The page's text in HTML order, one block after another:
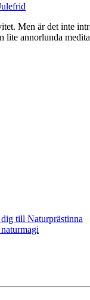
Men är det inte
lite annorlunda
till Naturprästinna